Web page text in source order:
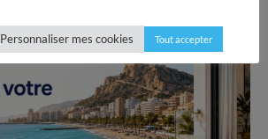
Personnaliser mes cookies Tout accepter